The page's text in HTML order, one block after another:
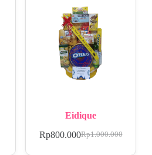
Eidique
Rp1.000.000
Rp800.000